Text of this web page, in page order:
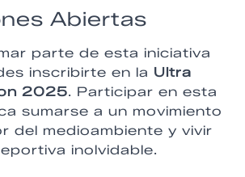
Abiertas
parte de esta iniciativa
inscribirte en la Ultra
2025. Participar en esta
sumarse a un movimiento
del medioambiente y vivir
inolvidable.